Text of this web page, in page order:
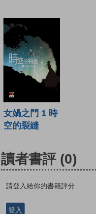
女媧之門 1 時
空的裂縫
讀者書評 (0)
請登入給你的書籍評分
登入